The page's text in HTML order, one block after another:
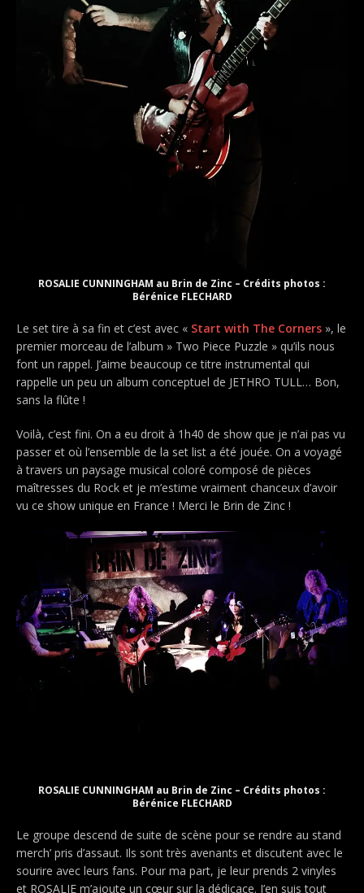
ROSALIE CUNNINGHAM au Brin de Zinc – Crédits photos :
Bérénice FLECHARD
Le set tire à sa fin et c’est avec « Start with The Corners », le
premier morceau de l’album » Two Piece Puzzle » qu’ils nous
font un rappel. J’aime beaucoup ce titre instrumental qui
rappelle un peu un album conceptuel de JETHRO TULL… Bon,
sans la flûte !
Voilà, c’est fini. On a eu droit à 1h40 de show que je n’ai pas vu
passer et où l’ensemble de la set list a été jouée. On a voyagé
à travers un paysage musical coloré composé de pièces
maîtresses du Rock et je m’estime vraiment chanceux d’avoir
vu ce show unique en France ! Merci le Brin de Zinc !
ROSALIE CUNNINGHAM au Brin de Zinc – Crédits photos :
Bérénice FLECHARD
Le groupe descend de suite de scène pour se rendre au stand
merch’ pris d’assaut. Ils sont très avenants et discutent avec le
sourire avec leurs fans. Pour ma part, je leur prends 2 vinyles
et ROSALIE m’ajoute un cœur sur la dédicace. J’en suis tout